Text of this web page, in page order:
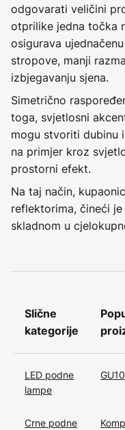
odgovarati veličini
otprilike jedna točka
osigurava
stropove, manji
izbjegavanju sjena.
Simetrično
toga, svjetlosni
mogu stvoriti dubinu
na primjer kroz
prostorni efekt.
Na taj način,
reflektorima, čineći
skladnom u
Slične
kategorije
LED podne
lampe
Crne podne